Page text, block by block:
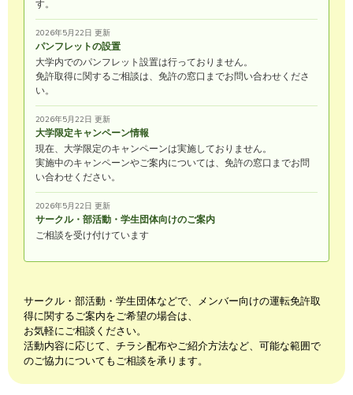
す。
2026年5月22日 更新
パンフレットの設置
大学内でのパンフレット設置は行っておりません。
免許取得に関するご相談は、免許の窓口までお問い合わせくださ
い。
2026年5月22日 更新
大学限定キャンペーン情報
現在、大学限定のキャンペーンは実施しておりません。
実施中のキャンペーンやご案内については、免許の窓口までお問
い合わせください。
2026年5月22日 更新
サークル・部活動・学生団体向けのご案内
ご相談を受け付けています
サークル・部活動・学生団体などで、メンバー向けの運転免許取
得に関するご案内をご希望の場合は、
お気軽にご相談ください。
活動内容に応じて、チラシ配布やご紹介方法など、可能な範囲で
のご協力についてもご相談を承ります。